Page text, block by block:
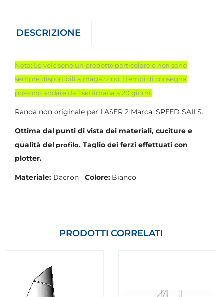
DESCRIZIONE
Nota: Le vele sono un prodotto particolare e non sono
sempre disponibili a magazzino. I tempi di consegna
possono andare da 1 settimana a 20 giorni.
Randa non originale per LASER 2 Marca: SPEED SAILS.
Ottima dal punti di vista dei materiali, cuciture e
qualità del profilo. Taglio dei ferzi effettuati con
plotter.
Materiale: Dacron Colore: Bianco
PRODOTTI CORRELATI